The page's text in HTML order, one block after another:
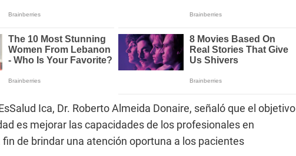
Ica, Dr. Roberto Almeida Donaire, señaló que el objetivo
es mejorar las capacidades de los profesionales en
de brindar una atención oportuna a los pacientes